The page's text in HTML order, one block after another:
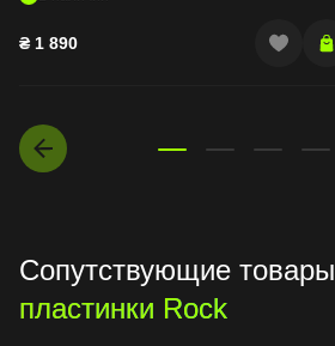
₴ 1 890
Сопутствующие товары
пластинки Rock